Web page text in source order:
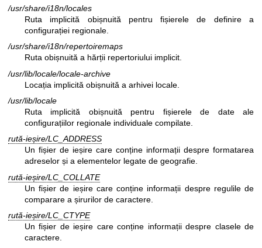
/usr/share/i18n/locales
Ruta implicită obișnuită pentru fișierele de definire a
configurației regionale.
/usr/share/i18n/repertoiremaps
Ruta obișnuită a hărții repertoriului implicit.
/usr/lib/locale/locale-archive
Locația implicită obișnuită a arhivei locale.
/usr/lib/locale
Ruta implicită obișnuită pentru fișierele de date ale
configurațiilor regionale individuale compilate.
rută-ieșire/LC_ADDRESS
Un fișier de ieșire care conține informații despre formatarea
adreselor și a elementelor legate de geografie.
rută-ieșire/LC_COLLATE
Un fișier de ieșire care conține informații despre regulile de
comparare a șirurilor de caractere.
rută-ieșire/LC_CTYPE
Un fișier de ieșire care conține informații despre clasele de
caractere.